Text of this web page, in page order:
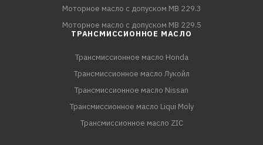
Моторное масло с допуском MB 229.3
Моторное масло с допуском MB 229.5
ТРАНСМИССИОННОЕ МАСЛО
Трансмиссионное масло Honda
Трансмиссионное масло Лукойл
Трансмиссионное масло Nissan
Трансмиссионное масло Liqui Moly
Трансмиссионное масло ZIC